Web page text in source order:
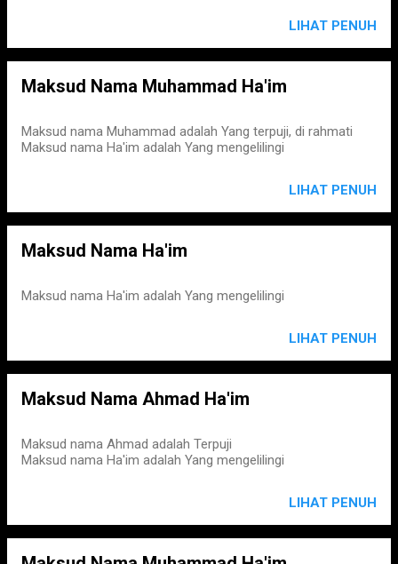
LIHAT PENUH
Maksud Nama Muhammad Ha'im
Maksud nama Muhammad adalah Yang terpuji, di rahmati
Maksud nama Ha'im adalah Yang mengelilingi
LIHAT PENUH
Maksud Nama Ha'im
Maksud nama Ha'im adalah Yang mengelilingi
LIHAT PENUH
Maksud Nama Ahmad Ha'im
Maksud nama Ahmad adalah Terpuji
Maksud nama Ha'im adalah Yang mengelilingi
LIHAT PENUH